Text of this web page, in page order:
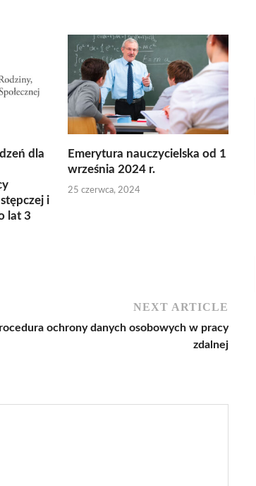
dla
i
lat 3
Emerytura nauczycielska od 1
września 2024 r.
25 czerwca, 2024
NEXT ARTICLE
ochrony danych osobowych w pracy
zdalnej